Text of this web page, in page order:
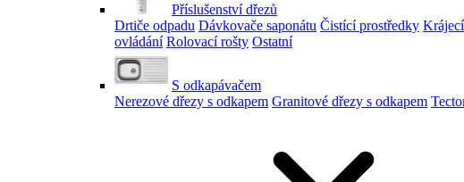
Příslušenství dřezů
Drtiče odpadu Dávkovače saponátu Čistící prostředky
ovládání Rolovací rošty Ostatní
S odkapávačem
Nerezové dřezy s odkapem Granitové dřezy s odkapem